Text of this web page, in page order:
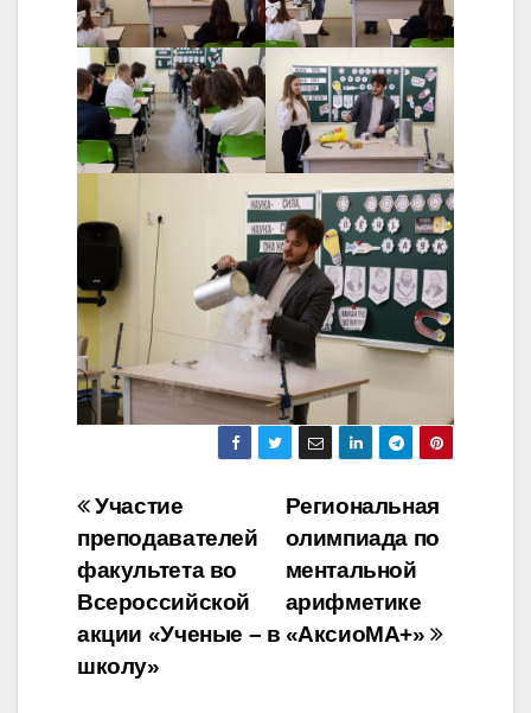
Навигация
по
записям
Региональная
олимпиада по
ментальной
арифметике
«АксиоМА+»
Участие
преподавателей
факультета во
Всероссийской
акции «Ученые – в
школу»